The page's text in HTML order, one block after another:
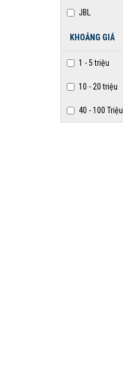
JBL
KHOẢNG GIÁ
1 - 5 triệu
10 - 20 triệu
40 - 100 Triệu